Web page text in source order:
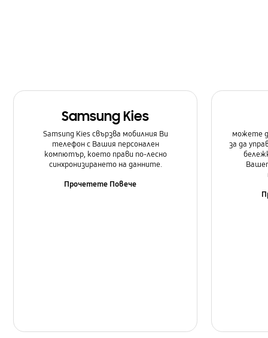
Самсунг Приложения
Samsung Kies
Samsung Kies свързва мобилния Ви
телефон с Вашия персонален
компютър, което прави по-лесно
синхронизирането на данните.
Прочетете Повече
можете
за да